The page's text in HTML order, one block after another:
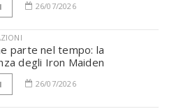
26/07/2026
parte nel tempo: la
degli Iron Maiden
26/07/2026